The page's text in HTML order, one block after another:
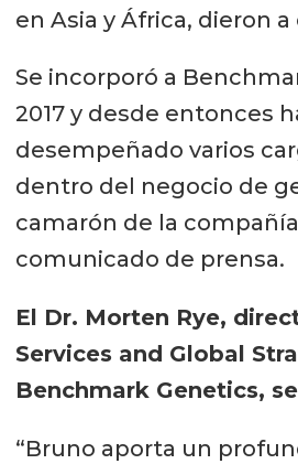
en Asia y África, dieron
Se incorporó a
2017 y desde entonces
desempeñado varios
dentro del negocio de
camarón de la
comunicado de prensa.
El Dr. Morten Rye,
Services and Global
Benchmark Genetics,
“Bruno aporta un